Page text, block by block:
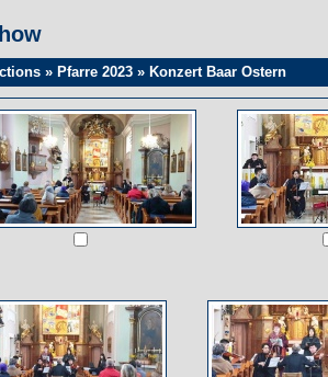
» Pfarre 2023 » Konzert Baar Ostern